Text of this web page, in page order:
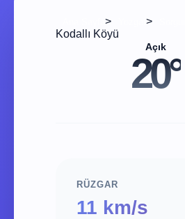
> >
Kodallı Köyü
Açık
20°
RÜZGAR
11 km/s